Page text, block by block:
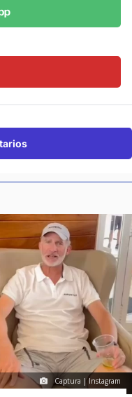
Captura | Instagram